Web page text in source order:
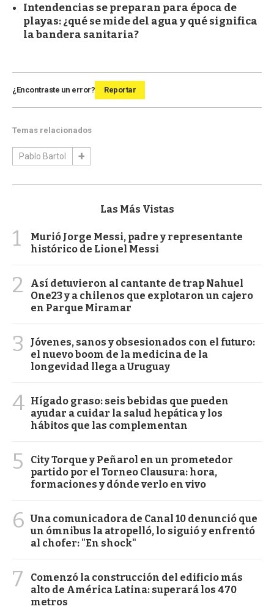
Intendencias se preparan para época de
playas: ¿qué se mide del agua y qué significa
la bandera sanitaria?
¿Encontraste un error? Reportar
Temas relacionados
Pablo Bartol
Las Más Vistas
1
Murió Jorge Messi, padre y representante
histórico de Lionel Messi
2
Así detuvieron al cantante de trap Nahuel
One23 y a chilenos que explotaron un cajero
en Parque Miramar
3
Jóvenes, sanos y obsesionados con el futuro:
el nuevo boom de la medicina de la
longevidad llega a Uruguay
4 Hígado graso: seis bebidas que pueden
ayudar a cuidar la salud hepática y los
hábitos que las complementan
5
City Torque y Peñarol en un prometedor
partido por el Torneo Clausura: hora,
formaciones y dónde verlo en vivo
6 Una comunicadora de Canal 10 denunció que
un ómnibus la atropelló, lo siguió y enfrentó
al chofer: "En shock"
7
Comenzó la construcción del edificio más
alto de América Latina: superará los 470
metros